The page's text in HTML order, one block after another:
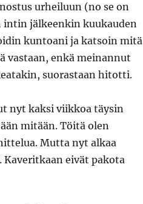
urheiluun (no se on
jälkeenkin kuukauden
kuntoani ja katsoin mitä
vastaan, enkä meinannut
suorastaan hitotti.
nyt kaksi viikkoa täysin
mitään. Töitä olen
Mutta nyt alkaa
eivät pakota